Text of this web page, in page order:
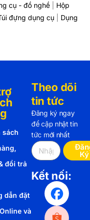
cụ - đồ nghề
Hộp
đựng dụng cụ
Dụng
sách
đổi trả
dẫn đặt
và
Theo dõi
tin tức
Đăng ký ngay
để cập nhật tin
tức mới nhất
Ký
Kết nối: